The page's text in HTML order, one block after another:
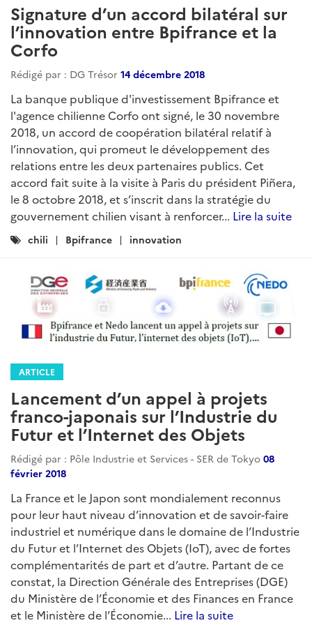
Signature d’un accord bilatéral sur
l’innovation entre Bpifrance et la
Corfo
Rédigé par : DG Trésor 14 décembre 2018
La banque publique d'investissement Bpifrance et
l'agence chilienne Corfo ont signé, le 30 novembre
2018, un accord de coopération bilatéral relatif à
l’innovation, qui promeut le développement des
relations entre les deux partenaires publics. Cet
accord fait suite à la visite à Paris du président Piñera,
le 8 octobre 2018, et s’inscrit dans la stratégie du
gouvernement chilien visant à renforcer... Lire la suite
Catégories
chili Bpifrance innovation
ARTICLE
Lancement d’un appel à projets
franco-japonais sur l’Industrie du
Futur et l’Internet des Objets
Rédigé par : Pôle Industrie et Services - SER de Tokyo 08
février 2018
La France et le Japon sont mondialement reconnus
pour leur haut niveau d’innovation et de savoir-faire
industriel et numérique dans le domaine de l’Industrie
du Futur et l’Internet des Objets (IoT), avec de fortes
complémentarités de part et d’autre. Partant de ce
constat, la Direction Générale des Entreprises (DGE)
du Ministère de l’Économie et des Finances en France
et le Ministère de l’Économie... Lire la suite